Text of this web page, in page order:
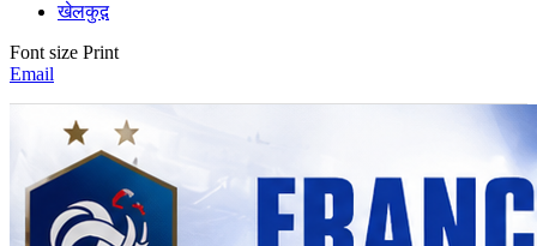
खेलकुद़़
Font size Print
Email